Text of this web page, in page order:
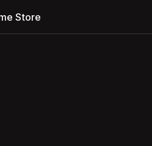
Store